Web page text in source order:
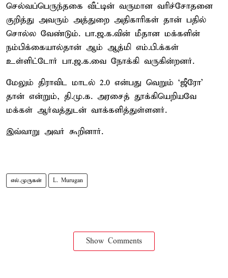
செல்வப்பெருந்தகை வீட்டின் வருமான வரிச்சோதனை
குறித்து அவரும் அத்துறை அதிகாரிகள் தான் பதில்
சொல்ல வேண்டும். பா.ஜ.க.வின் மீதான மக்களின்
நம்பிக்கையால்தான் ஆம் ஆத்மி எம்.பி.க்கள்
உள்ளிட்டோர் பா.ஜ.க.வை நோக்கி வருகின்றனர்.
மேலும் திராவிட மாடல் 2.0 என்பது வெறும் ‘ஜீரோ’
தான் என்றும், தி.மு.க. அரசைத் தூக்கியெறியவே
மக்கள் ஆர்வத்துடன் வாக்களித்துள்ளனர்.
இவ்வாறு அவர் கூறினார்.
எல்.முருகன் L. Murugan
Show Comments